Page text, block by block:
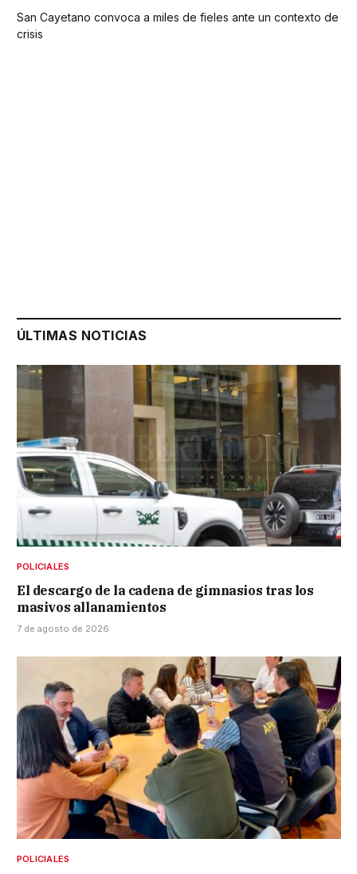
San Cayetano convoca a miles de fieles ante un contexto de
crisis
ÚLTIMAS NOTICIAS
POLICIALES
El descargo de la cadena de gimnasios tras los
masivos allanamientos
7 de agosto de 2026
POLICIALES